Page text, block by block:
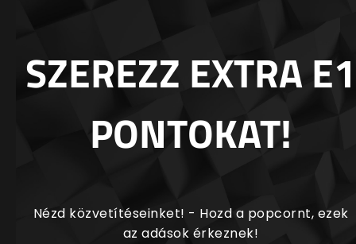
SZEREZZ EXTRA E1
PONTOKAT!
Nézd közvetítéseinket! - Hozd a popcornt, ezek
az adások érkeznek!